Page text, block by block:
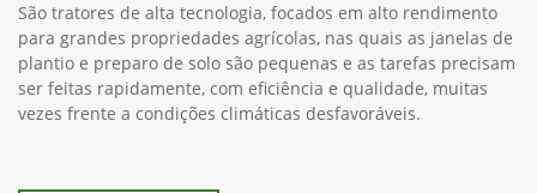
São tratores de alta tecnologia, focados em alto rendimento
para grandes propriedades agrícolas, nas quais as janelas de
plantio e preparo de solo são pequenas e as tarefas precisam
ser feitas rapidamente, com eficiência e qualidade, muitas
vezes frente a condições climáticas desfavoráveis.